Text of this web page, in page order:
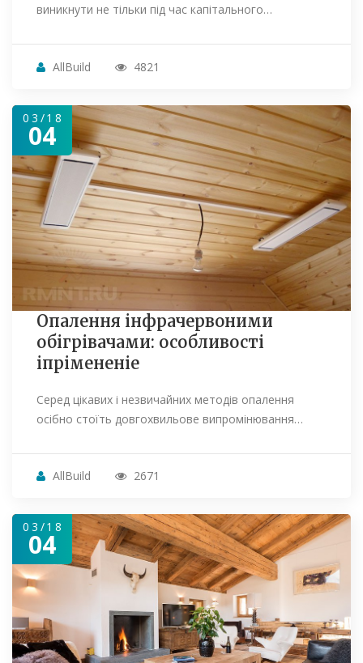
виникнути не тільки під час капітального…
AllBuild 4821
03/18
04
Опалення інфрачервоними
обігрівачами: особливості
іпрімененіе
Серед цікавих і незвичайних методів опалення
осібно стоїть довгохвильове випромінювання…
AllBuild 2671
03/18
04